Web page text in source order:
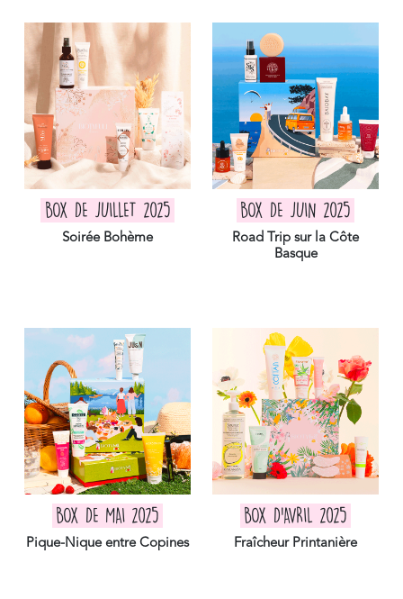
BOX DE JUILLET 2025
Soirée Bohème
BOX DE JUIN 2025
Road Trip sur la Côte
Basque
BOX DE MAI 2025
Pique-Nique entre Copines
BOX D'AVRIL 2025
Fraîcheur Printanière